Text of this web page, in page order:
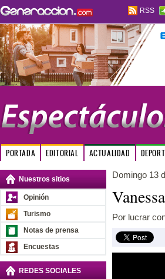
RSS
PORTADA EDITORIAL ACTUALIDAD
Nuestros sitios
Opinión
Turismo
Notas de prensa
Encuestas
REDES SOCIALES
Domingo 13
Por lucrar